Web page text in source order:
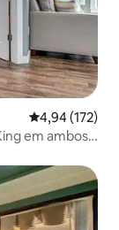
4,94 de uma
4,94 (172)
em ambos